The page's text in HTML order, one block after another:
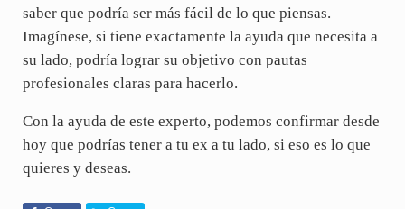
saber que podría ser más fácil de lo que piensas.
Imagínese, si tiene exactamente la ayuda que necesita a
su lado, podría lograr su objetivo con pautas
profesionales claras para hacerlo.
Con la ayuda de este experto, podemos confirmar desde
hoy que podrías tener a tu ex a tu lado, si eso es lo que
quieres y deseas.